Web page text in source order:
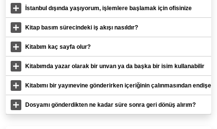
İstanbul dışında yaşıyorum, işlemlere başlamak için ofisinize
gelmem gerekir mi?
Kitap basım sürecindeki iş akışı nasıldır?
Kitabım kaç sayfa olur?
Kitabımda yazar olarak bir unvan ya da başka bir isim kullanabilir
miyim?
Kitabımı bir yayınevine gönderirken içeriğinin çalınmasından endişe
ediyorum, ne yapmalıyım?
Dosyamı gönderdikten ne kadar süre sonra geri dönüş alırım?